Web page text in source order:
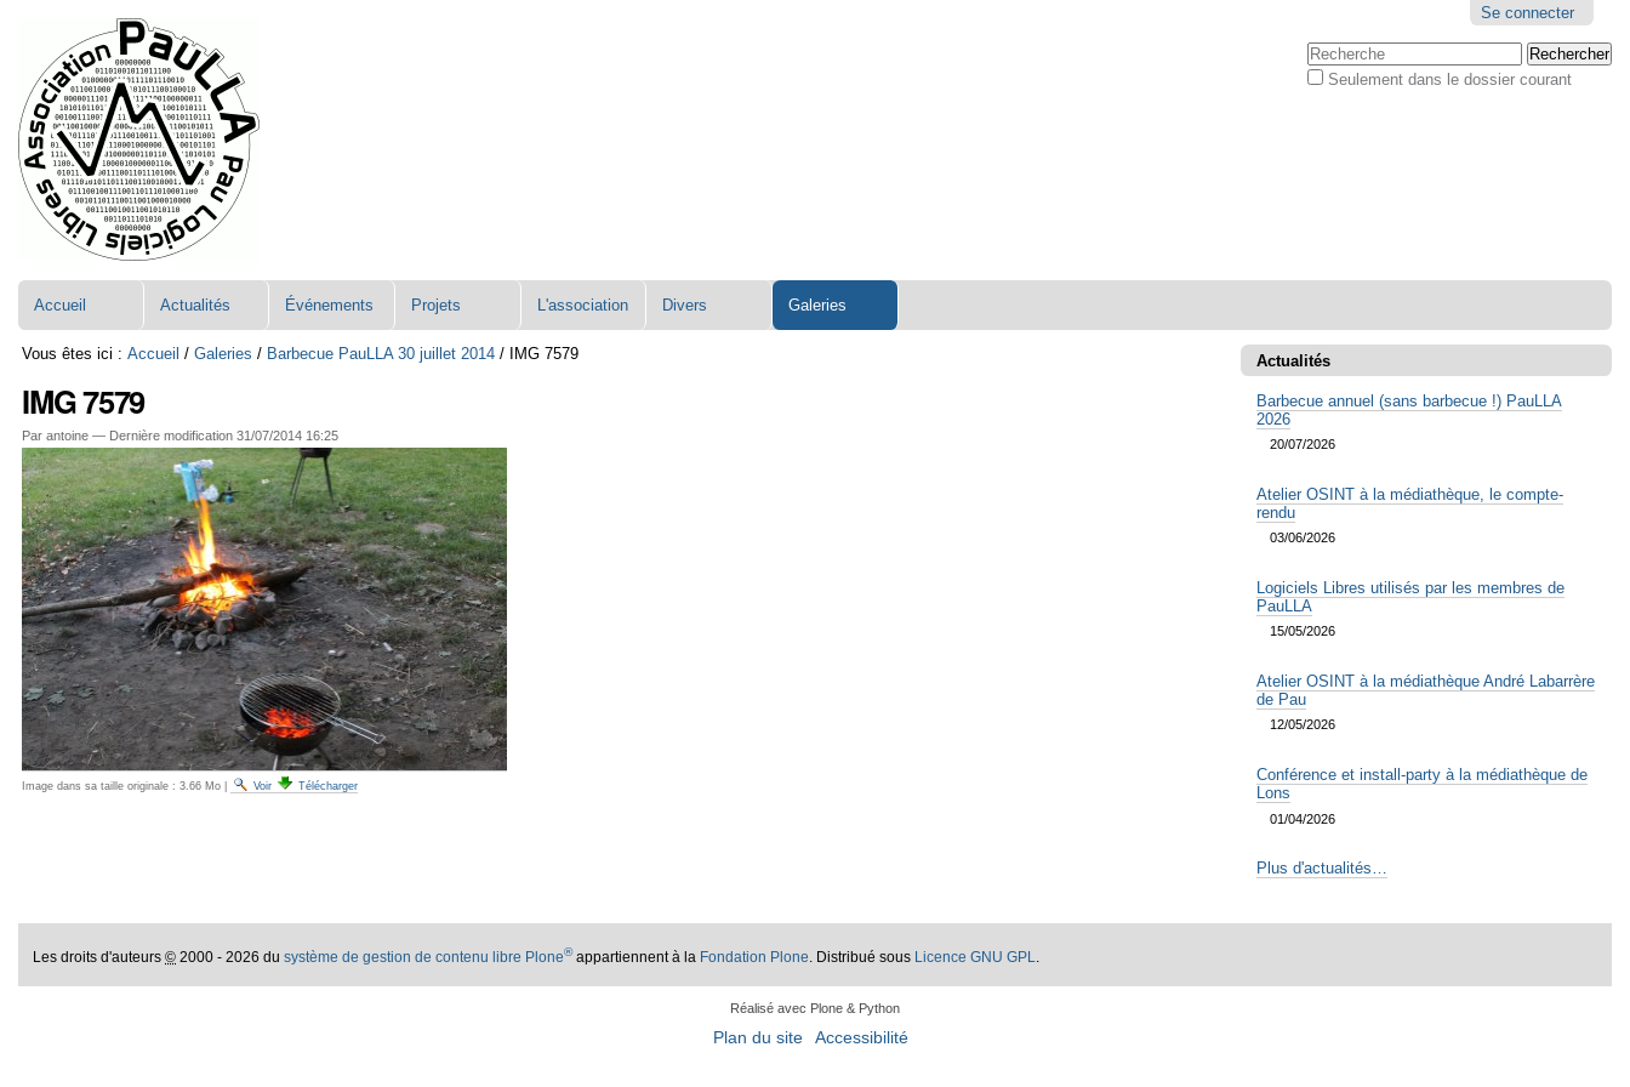
contenu.
Aller
à
la
navigation
personnels
Se connecter
Chercher par
Seulement dans le dossier courant
Accueil Actualités Événements Projets L'association Divers Galeries
Vous êtes ici : Accueil /Galeries / Barbecue PauLLA 30 juillet 2014 / IMG 7579
IMG 7579
Par antoine — Dernière modification 31/07/2014 16:25
Image dans sa taille originale : 3.66 Mo Voir Télécharger
Actualités
Barbecue annuel (sans barbecue !) PauLLA
2026
20/07/2026
Atelier OSINT à la médiathèque, le compte-
rendu
03/06/2026
Logiciels Libres utilisés par les membres de
PauLLA
15/05/2026
Atelier OSINT à la médiathèque André Labarrère
de Pau
12/05/2026
Conférence et install-party à la médiathèque de
Lons
01/04/2026
Plus d'actualités…
Les droits d'auteurs© 2000 - 2026 dusystème de gestion de contenu libre Plone®appartiennent à la Fondation Plone . Distribué sous Licence GNU GPL
Réalisé avec Plone & Python
Plan du site Accessibilité